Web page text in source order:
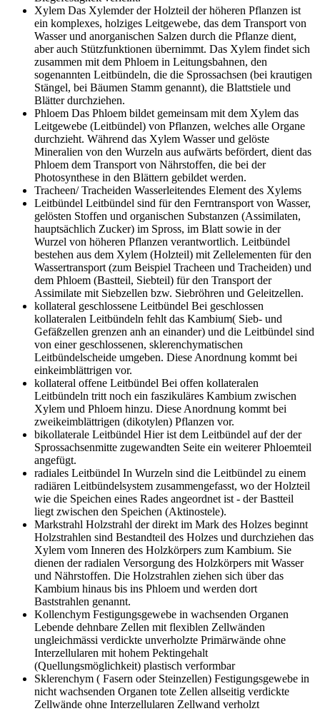
Xylem Das Xylemder der Holzteil der höheren Pflanzen ist
ein komplexes, holziges Leitgewebe, das dem Transport von
Wasser und anorganischen Salzen durch die Pflanze dient,
aber auch Stützfunktionen übernimmt. Das Xylem findet sich
zusammen mit dem Phloem in Leitungsbahnen, den
sogenannten Leitbündeln, die die Sprossachsen (bei krautigen
Stängel, bei Bäumen Stamm genannt), die Blattstiele und
Blätter durchziehen.
Phloem Das Phloem bildet gemeinsam mit dem Xylem das
Leitgewebe (Leitbündel) von Pflanzen, welches alle Organe
durchzieht. Während das Xylem Wasser und gelöste
Mineralien von den Wurzeln aus aufwärts befördert, dient das
Phloem dem Transport von Nährstoffen, die bei der
Photosynthese in den Blättern gebildet werden.
Tracheen/ Tracheiden Wasserleitendes Element des Xylems
Leitbündel Leitbündel sind für den Ferntransport von Wasser,
gelösten Stoffen und organischen Substanzen (Assimilaten,
hauptsächlich Zucker) im Spross, im Blatt sowie in der
Wurzel von höheren Pflanzen verantwortlich. Leitbündel
bestehen aus dem Xylem (Holzteil) mit Zellelementen für den
Wassertransport (zum Beispiel Tracheen und Tracheiden) und
dem Phloem (Bastteil, Siebteil) für den Transport der
Assimilate mit Siebzellen bzw. Siebröhren und Geleitzellen.
kollateral geschlossene Leitbündel Bei geschlossen
kollateralen Leitbündeln fehlt das Kambium( Sieb- und
Gefäßzellen grenzen anh an einander) und die Leitbündel sind
von einer geschlossenen, sklerenchymatischen
Leitbündelscheide umgeben. Diese Anordnung kommt bei
einkeimblättrigen vor.
kollateral offene Leitbündel Bei offen kollateralen
Leitbündeln tritt noch ein faszikuläres Kambium zwischen
Xylem und Phloem hinzu. Diese Anordnung kommt bei
zweikeimblättrigen (dikotylen) Pflanzen vor.
bikollaterale Leitbündel Hier ist dem Leitbündel auf der der
Sprossachsenmitte zugewandten Seite ein weiterer Phloemteil
angefügt.
radiales Leitbündel In Wurzeln sind die Leitbündel zu einem
radiären Leitbündelsystem zusammengefasst, wo der Holzteil
wie die Speichen eines Rades angeordnet ist - der Bastteil
liegt zwischen den Speichen (Aktinostele).
Markstrahl Holzstrahl der direkt im Mark des Holzes beginnt
Holzstrahlen sind Bestandteil des Holzes und durchziehen das
Xylem vom Inneren des Holzkörpers zum Kambium. Sie
dienen der radialen Versorgung des Holzkörpers mit Wasser
und Nährstoffen. Die Holzstrahlen ziehen sich über das
Kambium hinaus bis ins Phloem und werden dort
Baststrahlen genannt.
Kollenchym Festigungsgewebe in wachsenden Organen
Lebende dehnbare Zellen mit flexiblen Zellwänden
ungleichmässi verdickte unverholzte Primärwände ohne
Interzellularen mit hohem Pektingehalt
(Quellungsmöglichkeit) plastisch verformbar
Sklerenchym ( Fasern oder Steinzellen) Festigungsgewebe in
nicht wachsenden Organen tote Zellen allseitig verdickte
Zellwände ohne Interzellularen Zellwand verholzt